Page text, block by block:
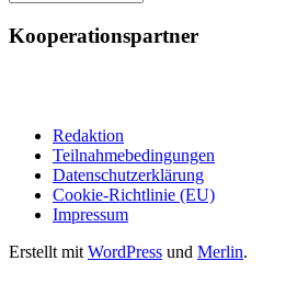
Kooperationspartner
Redaktion
Teilnahmebedingungen
Datenschutzerklärung
Cookie-Richtlinie (EU)
Impressum
Erstellt mit WordPress und Merlin.